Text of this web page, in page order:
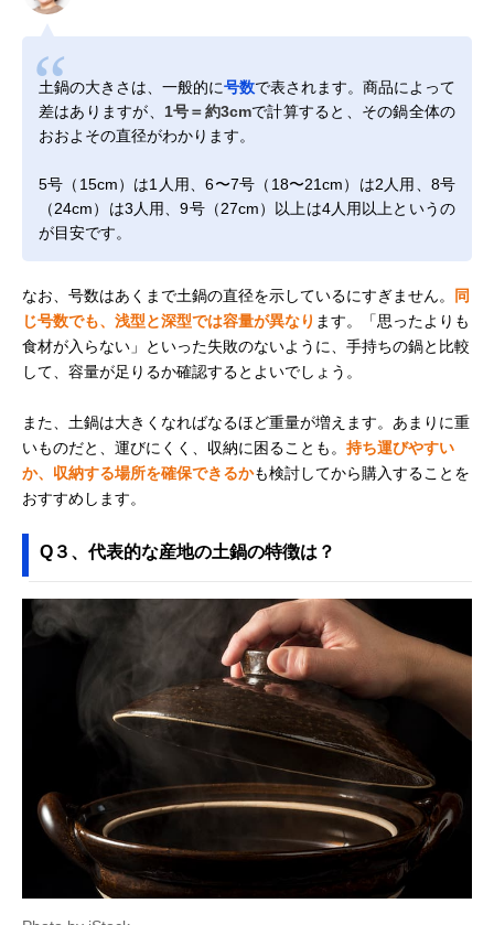
土鍋の大きさは、一般的に号数で表されます。商品によって
差はありますが、 1号＝約3cmで計算すると、その鍋全体の
おおよその直径がわかります。
5号（15cm）は1人用、6〜7号（18〜21cm）は2人用、8号
（24cm）は3人用、9号（27cm）以上は4人用以上というの
が目安です。
なお、号数はあくまで土鍋の直径を示しているにすぎません。
同
じ号数でも、浅型と深型では容量が異なり ます。「思ったよりも
食材が入らない」といった失敗のないように、手持ちの鍋と比較
して、容量が足りるか確認するとよいでしょう。
また、土鍋は大きくなればなるほど重量が増えます。あまりに重
いものだと、運びにくく、収納に困ることも。 持ち運びやすい
か、収納する場所を確保できるかも検討してから購入することを
おすすめします。
Q３、代表的な産地の土鍋の特徴は？